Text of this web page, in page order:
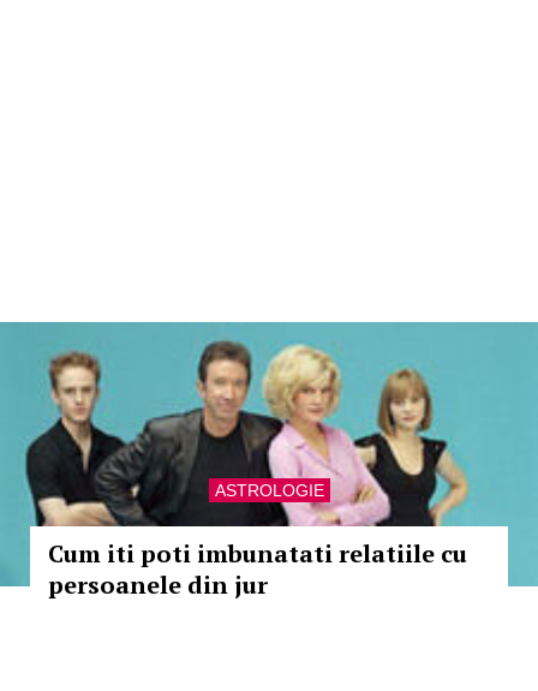
ASTROLOGIE
Cum iti poti imbunatati relatiile cu
persoanele din jur